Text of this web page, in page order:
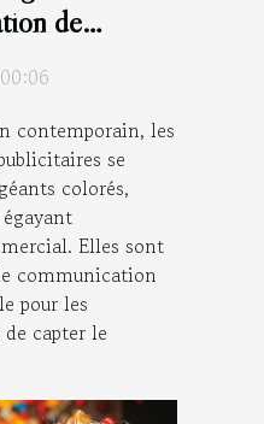
de
contemporain, les
se
colorés,
Elles sont
communication
pour les
de capter le